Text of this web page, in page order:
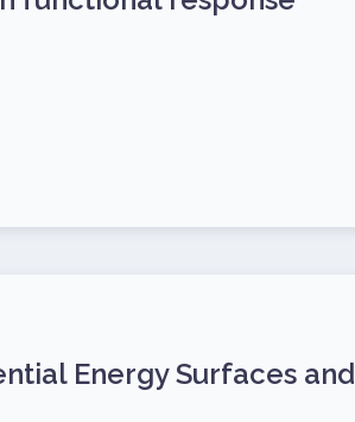
Energy Surfaces and